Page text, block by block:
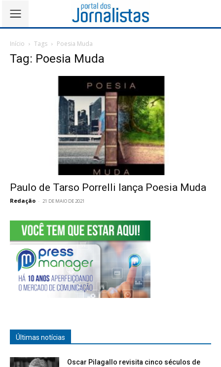
Início Tags Poesia Muda
Tag: Poesia Muda
Paulo de Tarso Porrelli lança Poesia Muda
Redação - 21 DE MAIO DE 2021
Últimas notícias
Oscar Pilagallo revisita cinco séculos de